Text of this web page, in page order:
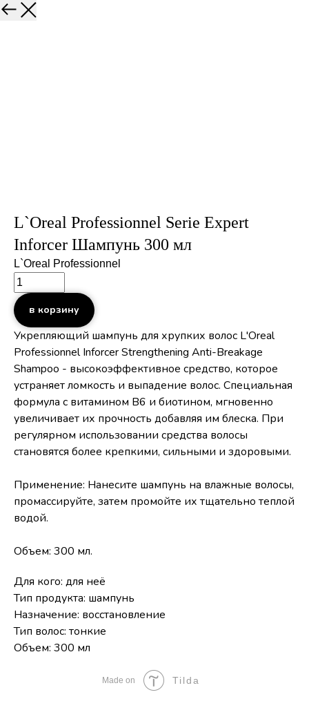
L`Oreal Professionnel Serie Expert
Inforcer Шампунь 300 мл
L`Oreal Professionnel
в корзину
Укрепляющий шампунь для хрупких волос L'Oreal
Professionnel Inforcer Strengthening Anti-Breakage
Shampoo - высокоэффективное средство, которое
устраняет ломкость и выпадение волос. Специальная
формула с витамином В6 и биотином, мгновенно
увеличивает их прочность добавляя им блеска. При
регулярном использовании средства волосы
становятся более крепкими, сильными и здоровыми.
Применение: Нанесите шампунь на влажные волосы,
промассируйте, затем промойте их тщательно теплой
водой.
Объем: 300 мл.
Для кого: для неё
Тип продукта: шампунь
Назначение: восстановление
Тип волос: тонкие
Объем: 300 мл
Made on Tilda